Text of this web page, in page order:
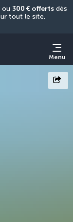
ou 300 € offerts dès
Menu